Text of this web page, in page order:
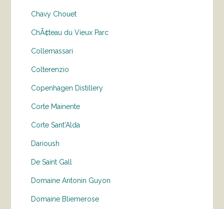
Chavy Chouet
ChÃ¢teau du Vieux Parc
Collemassari
Colterenzio
Copenhagen Distillery
Corte Mainente
Corte Sant'Alda
Darioush
De Saint Gall
Domaine Antonin Guyon
Domaine Bliemerose